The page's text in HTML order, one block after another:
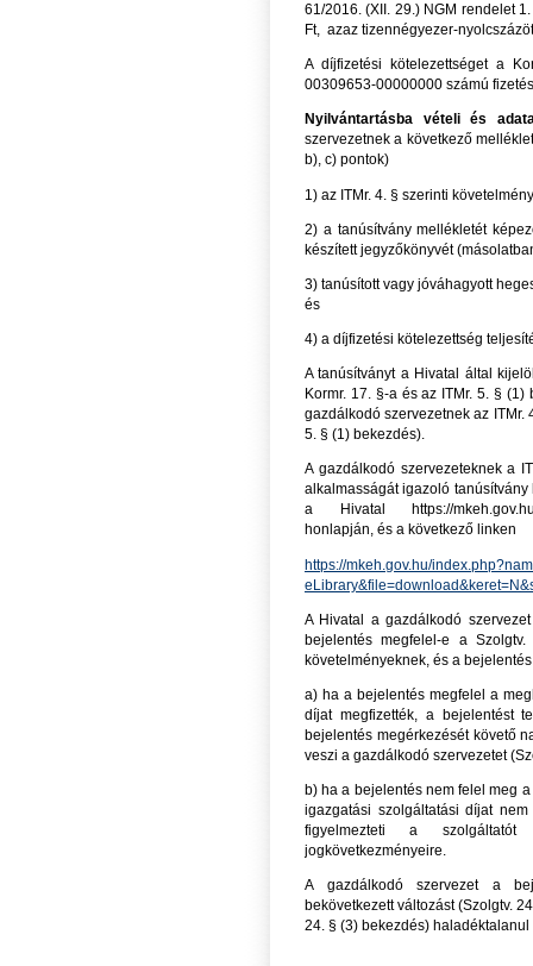
61/2016. (XII. 29.) NGM rendelet
Ft, azaz tizennégyezer-
A díjfizetési kötelezettséget a
00309653-00000000 számú
Nyilvántartásba vételi és
szervezetnek a következő
b), c) pontok)
1) az ITMr. 4. § szerinti
2) a tanúsítvány mellékletét
készített jegyzőkönyvét
3) tanúsított vagy jóváhagyott
és
4) a díjfizetési kötelezettség
A tanúsítványt a Hivatal által
Kormr. 17. §-a és az ITMr. 5. §
gazdálkodó szervezetnek az ITMr.
5. § (1) bekezdés).
A gazdálkodó szervezeteknek a
alkalmasságát igazoló
a Hivatal https://mkeh.gov.hu/
honlapján, és a következő linken
https://mkeh.gov.hu/
A Hivatal a gazdálkodó
bejelentés megfelel-e a
követelményeknek, és a
a) ha a bejelentés megfelel a
díjat megfizették, a bejelentést
bejelentés megérkezését követő
veszi a gazdálkodó szervezetet
b) ha a bejelentés nem felel meg
igazgatási szolgáltatási díjat
figyelmezteti a
jogkövetkezményeire.
A gazdálkodó szervezet a
bekövetkezett változást (Szolgtv.
24. § (3) bekezdés)